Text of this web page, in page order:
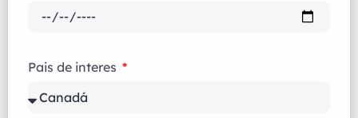
Pais de interes